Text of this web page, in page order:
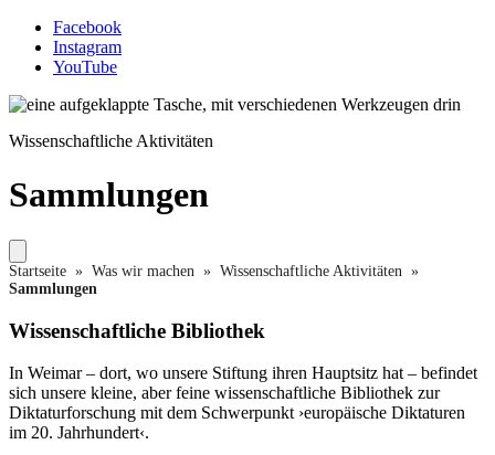
Facebook
Instagram
YouTube
Wissenschaftliche Aktivitäten
Sammlungen
Startseite » Was wir machen » Wissenschaftliche Aktivitäten »
Sammlungen
Wissenschaftliche Bibliothek
In Weimar – dort, wo unsere Stiftung ihren Hauptsitz hat – befindet
sich unsere kleine, aber feine wissenschaftliche Bibliothek zur
Diktaturforschung mit dem Schwerpunkt ›europäische Diktaturen
im 20. Jahrhundert‹.